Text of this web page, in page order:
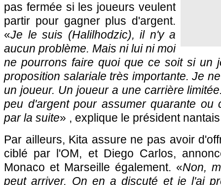
pas fermée si les joueurs veulent
partir pour gagner plus d'argent.
«Je le suis (Halilhodzic), il n'y a
aucun problème. Mais ni lui ni moi
ne pourrons faire quoi que ce soit si un
proposition salariale très importante. Je
un joueur. Un joueur a une carrière
peu d'argent pour assumer quarante ou
par la suite» , explique le président
Par ailleurs, Kita assure ne pas avoir
ciblé par l'OM, et Diego Carlos,
Monaco et Marseille également. «Non,
peut arriver. On en a discuté et je l'ai